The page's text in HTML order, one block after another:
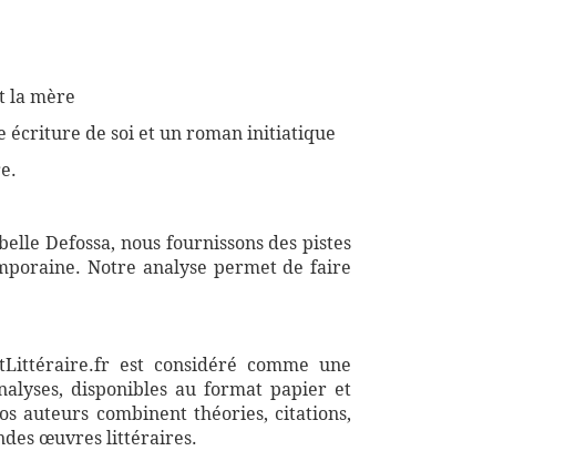
la mère
écriture de soi et un roman initiatique
Defossa, nous fournissons des pistes
Notre analyse permet de faire
est considéré comme une
disponibles au format papier et
auteurs combinent théories, citations,
œuvres littéraires.